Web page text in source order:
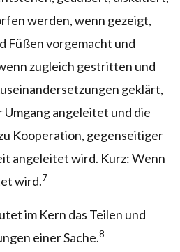
werden, wenn gezeigt,
Füßen vorgemacht und
zugleich gestritten und
geklärt,
angeleitet und die
Kooperation, gegenseitiger
angeleitet wird. Kurz: Wenn
wird.7
im Kern das Teilen und
einer Sache.8